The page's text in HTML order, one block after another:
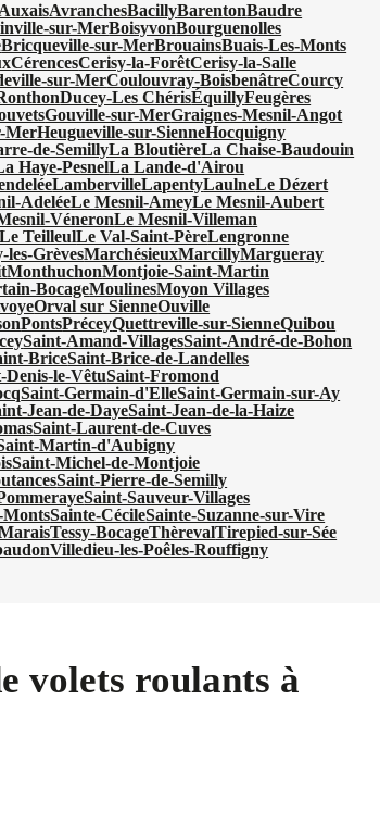
AuxaisAvranchesBacillyBarentonBaudre
sur-MerBoisyvonBourguenolles
Bricqueville-sur-MerBrouainsBuais-Les-Monts
CérencesCerisy-la-ForêtCerisy-la-Salle
sur-MerCoulouvray-BoisbenâtreCourcy
Ducey-Les ChérisÉquillyFeugères
Gouville-sur-MerGraignes-Mesnil-Angot
MerHeugueville-sur-SienneHocquigny
de-SemillyLa BloutièreLa Chaise-Baudouin
Haye-PesnelLa Lande-d'Airou
LambervilleLapentyLaulneLe Dézert
AdeléeLe Mesnil-AmeyLe Mesnil-Aubert
VéneronLe Mesnil-Villeman
Le TeilleulLe Val-Saint-PèreLengronne
les-GrèvesMarchésieuxMarcillyMargueray
MonthuchonMontjoie-Saint-Martin
BocageMoulinesMoyon Villages
Orval sur SienneOuville
PontsPréceyQuettreville-sur-SienneQuibou
Saint-Amand-VillagesSaint-André-de-Bohon
BriceSaint-Brice-de-Landelles
Denis-le-VêtuSaint-Fromond
Saint-Germain-d'ElleSaint-Germain-sur-Ay
Jean-de-DayeSaint-Jean-de-la-Haize
Saint-Laurent-de-Cuves
Martin-d'Aubigny
Saint-Michel-de-Montjoie
Saint-Pierre-de-Semilly
Saint-Sauveur-Villages
MontsSainte-CécileSainte-Suzanne-sur-Vire
Tessy-BocageThèrevalTirepied-sur-Sée
Villedieu-les-Poêles-Rouffigny
volets roulants à